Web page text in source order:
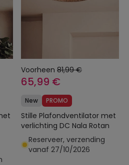
Voorheen 81,99 €
65,99 €
New PROMO
Stille Plafondventilator met
verlichting DC Nala Rotan
Reserveer, verzending
vanaf 27/10/2026